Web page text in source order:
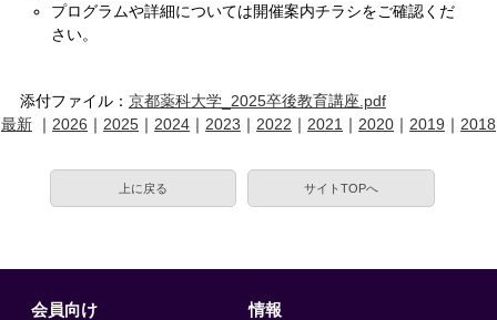
プログラムや詳細については開催案内チラシをご確認くだ
さい。
添付ファイル： 京都薬科大学_2025卒後教育講座.pdf
最新 ｜ 2026 ｜ 2025 ｜ 2024 ｜ 2023 ｜ 2022 ｜ 2021 ｜ 2020 ｜ 2019 ｜ 2018
会員向け 情報
上に戻る サイトTOPへ